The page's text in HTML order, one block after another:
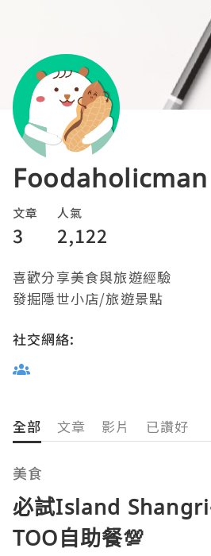
Foodaholicman
文章
3
人氣
2,122
喜歡分享美食與旅遊經驗
發掘隱世小店/旅遊景點
社交網絡:
全部 文章 影片 已讚好
美食
必試Island
TOO自助餐💯